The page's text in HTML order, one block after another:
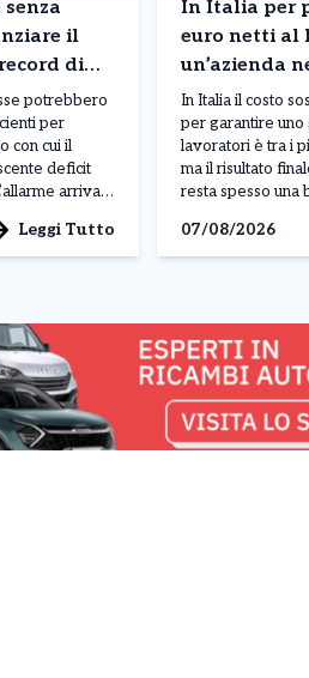
il
di
potrebbero
per
con cui il
deficit
arriva
che
Leggi Tutto
In Italia per
euro netti al
un’azienda
doppio.
costo del
in Europa. I
In Italia il costo
per garantire uno
lavoratori è tra i
ma il risultato
resta spesso una
I dati mostrano
assicurare circa
all’anno a un
07/08/2026